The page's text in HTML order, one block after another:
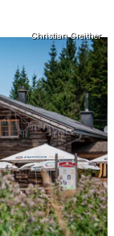
Christian Greither